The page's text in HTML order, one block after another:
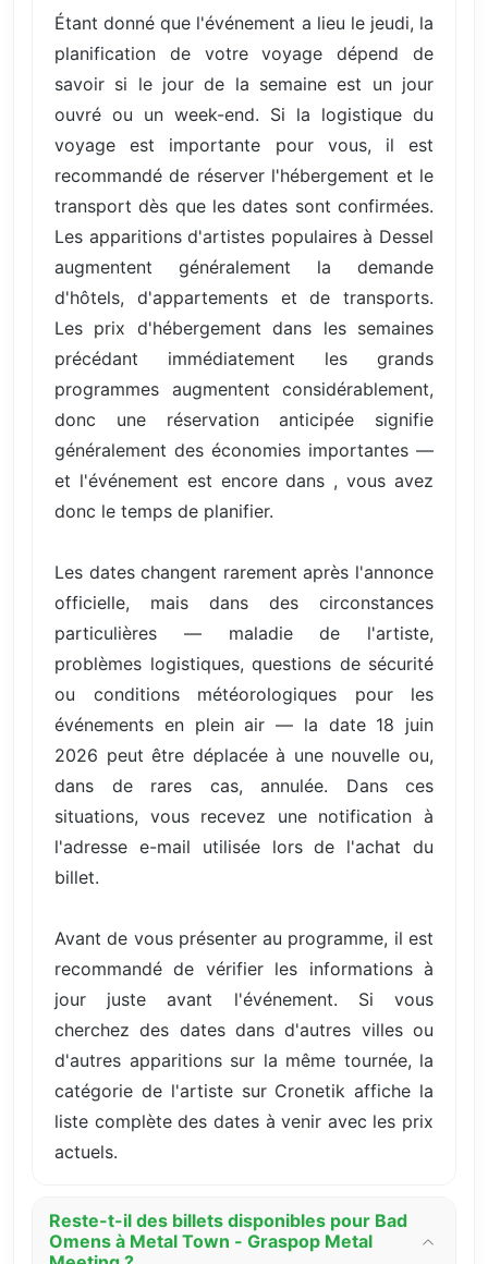
Étant donné que l'événement a lieu le jeudi, la
planification de votre voyage dépend de
savoir si le jour de la semaine est un jour
ouvré ou un week-end. Si la logistique du
voyage est importante pour vous, il est
recommandé de réserver l'hébergement et le
transport dès que les dates sont confirmées.
Les apparitions d'artistes populaires à Dessel
augmentent généralement la demande
d'hôtels, d'appartements et de transports.
Les prix d'hébergement dans les semaines
précédant immédiatement les grands
programmes augmentent considérablement,
donc une réservation anticipée signifie
généralement des économies importantes —
et l'événement est encore dans , vous avez
donc le temps de planifier.
Les dates changent rarement après l'annonce
officielle, mais dans des circonstances
particulières — maladie de l'artiste,
problèmes logistiques, questions de sécurité
ou conditions météorologiques pour les
événements en plein air — la date 18 juin
2026 peut être déplacée à une nouvelle ou,
dans de rares cas, annulée. Dans ces
situations, vous recevez une notification à
l'adresse e-mail utilisée lors de l'achat du
billet.
Avant de vous présenter au programme, il est
recommandé de vérifier les informations à
jour juste avant l'événement. Si vous
cherchez des dates dans d'autres villes ou
d'autres apparitions sur la même tournée, la
catégorie de l'artiste sur Cronetik affiche la
liste complète des dates à venir avec les prix
actuels.
Reste-t-il des billets disponibles pour Bad
Omens à Metal Town - Graspop Metal